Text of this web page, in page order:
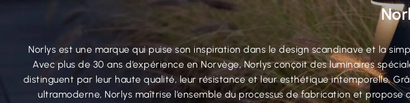
Norlys est une marque qui puise son inspiration dans le design scandinave et la
Avec plus de 30 ans d’expérience en Norvège, Norlys conçoit des luminaires
distinguent par leur haute qualité, leur résistance et leur esthétique intemporelle.
ultramoderne, Norlys maîtrise l’ensemble du processus de fabrication et